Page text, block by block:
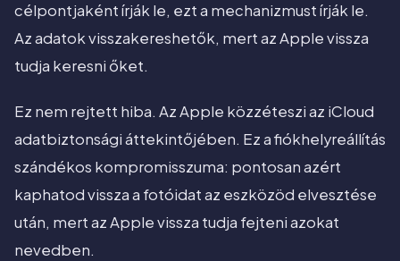
célpontjaként írják le, ezt a mechanizmust írják le.
Az adatok visszakereshetők, mert az Apple vissza
tudja keresni őket.
Ez nem rejtett hiba. Az Apple közzéteszi az iCloud
adatbiztonsági áttekintőjében. Ez a fiókhelyreállítás
szándékos kompromisszuma: pontosan azért
kaphatod vissza a fotóidat az eszközöd elvesztése
után, mert az Apple vissza tudja fejteni azokat
nevedben.